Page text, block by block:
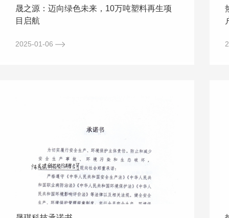
晟之源：迈向绿色未来，10万吨塑料再生项
目启航
2025-01-06